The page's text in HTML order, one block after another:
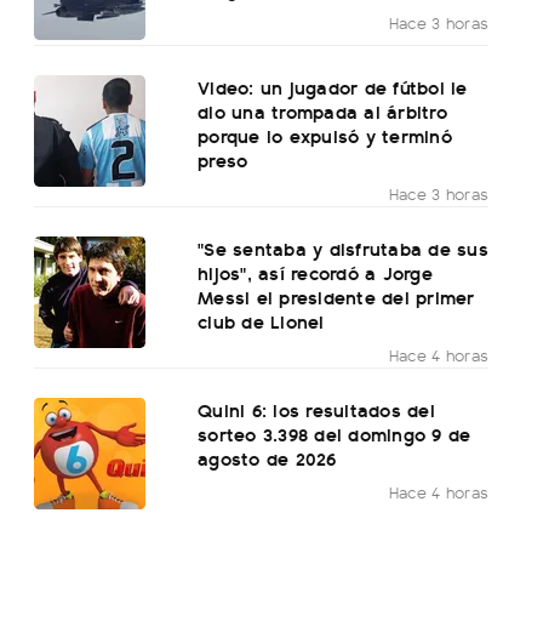
Hace 3 horas
Video: un jugador de fútbol le
dio una trompada al árbitro
porque lo expulsó y terminó
preso
Hace 3 horas
"Se sentaba y disfrutaba de sus
hijos", así recordó a Jorge
Messi el presidente del primer
club de Lionel
Hace 4 horas
Quini 6: los resultados del
sorteo 3.398 del domingo 9 de
agosto de 2026
Hace 4 horas